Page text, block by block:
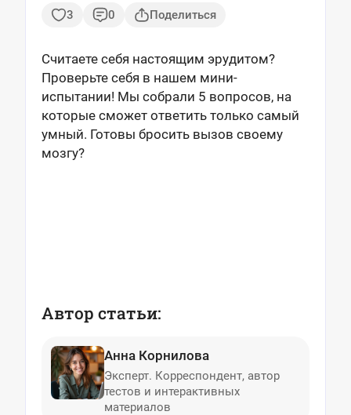
3
0 Поделиться
Считаете себя настоящим эрудитом?
Проверьте себя в нашем мини-
испытании! Мы собрали 5 вопросов, на
которые сможет ответить только самый
умный. Готовы бросить вызов своему
мозгу?
Автор статьи:
Анна Корнилова
Эксперт. Корреспондент, автор
тестов и интерактивных
материалов